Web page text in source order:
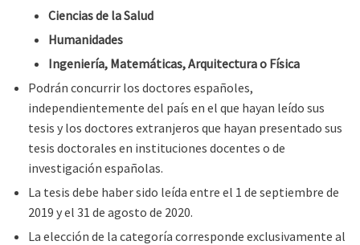
Ciencias de la Salud
Humanidades
Ingeniería, Matemáticas, Arquitectura o Física
Podrán concurrir los doctores españoles,
independientemente del país en el que hayan leído sus
tesis y los doctores extranjeros que hayan presentado sus
tesis doctorales en instituciones docentes o de
investigación españolas.
La tesis debe haber sido leída entre el 1 de septiembre de
2019 y el 31 de agosto de 2020.
La elección de la categoría corresponde exclusivamente al